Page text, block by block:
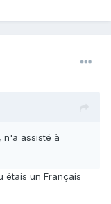
n'a assisté à
étais un Français